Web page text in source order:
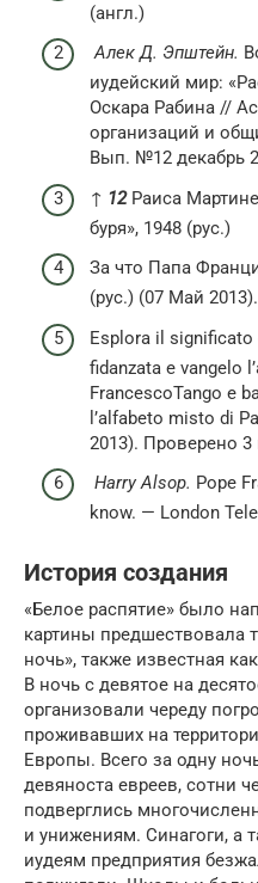
(англ.)
Алек Д. Эпштейн.
иудейский мир:
Оскара Рабина //
организаций и
Вып. №12 декабрь
↑ 12Раиса
буря», 1948 (рус.)
За что Папа
(рус.) (07 Май
Esplora il significato
fidanzata e vangelo
FrancescoTango e
l’alfabeto misto di
2013). Проверено 3
Harry Alsop. Pope
know. — London
История создания
«Белое распятие» было
картины предшествовала
ночь», также известная
В ночь с девятое на
организовали череду
проживавших на
Европы. Всего за одну
девяноста евреев, сотни
подверглись
и унижениям. Синагоги, а
иудеям предприятия